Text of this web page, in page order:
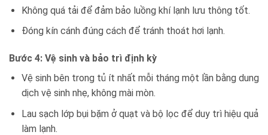
Không quá tải để đảm bảo luồng khí lạnh lưu thông tốt.
Đóng kín cánh đúng cách để tránh thoát hơi lạnh.
Bước 4: Vệ sinh và bảo trì định kỳ
Vệ sinh bên trong tủ ít nhất mỗi tháng một lần bằng dung
dịch vệ sinh nhẹ, không mài mòn.
Lau sạch lớp bụi bặm ở quạt và bộ lọc để duy trì hiệu quả
làm lạnh.